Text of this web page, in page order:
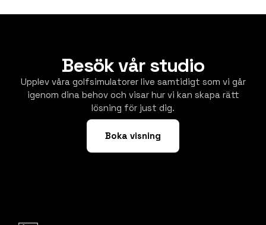
Besök vår studio
Upplev våra golfsimulatorer live samtidigt som vi går
igenom dina behov och visar hur vi kan skapa rätt
lösning för just dig.
Boka visning